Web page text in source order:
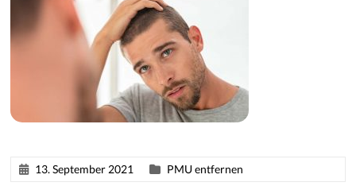
13. September 2021 PMU entfernen